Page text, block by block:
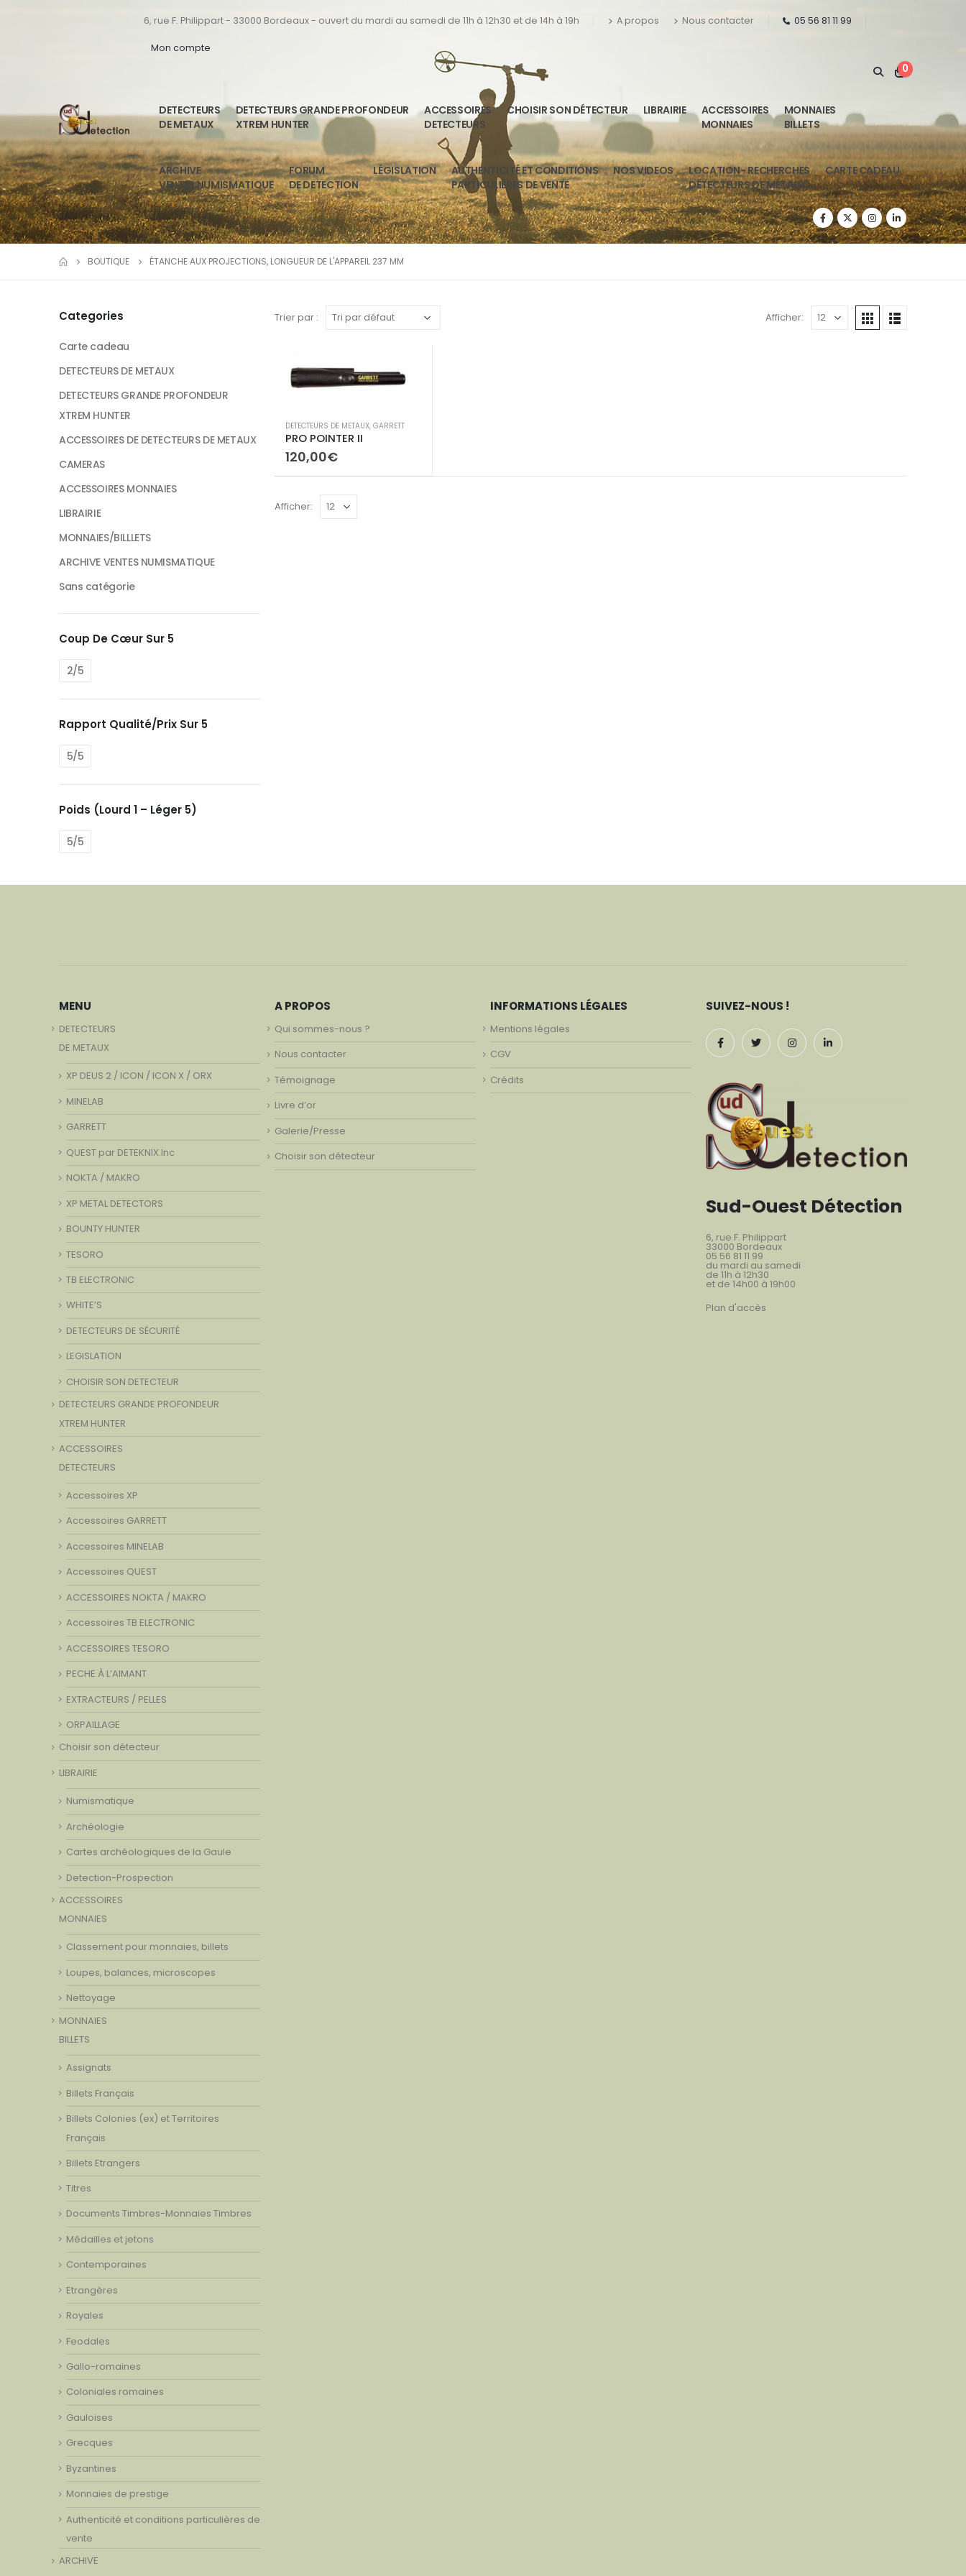
6, rue F. Philippart - 33000 Bordeaux - ouvert du mardi au samedi de 11h à 12h30 et de 14h à 19h A propos Nous contacter 05 56 81 11 99
Mon compte
0
DETECTEURS
DE METAUX
DETECTEURS GRANDE PROFONDEUR
XTREM HUNTER
ACCESSOIRES
DETECTEURS
CHOISIR SON DÉTECTEUR LIBRAIRIE
ACCESSOIRES
MONNAIES
MONNAIES
BILLETS
ARCHIVE
VENTES NUMISMATIQUE
FORUM
DE DETECTION
LÉGISLATION
AUTHENTICITÉ ET CONDITIONS
PARTICULIÈRES DE VENTE
NOS VIDEOS
LOCATION- RECHERCHES
DÉTECTEURS DE MÉTAUX
CARTE CADEAU
BOUTIQUE ÉTANCHE AUX PROJECTIONS, LONGUEUR DE L'APPAREIL 237 MM
Trier par : Afficher:
DETECTEURS DE METAUX, GARRETT
PRO POINTER II
120,00€
Afficher:
Categories
Carte cadeau
DETECTEURS DE METAUX
DETECTEURS GRANDE PROFONDEUR
XTREM HUNTER
ACCESSOIRES DE DETECTEURS DE METAUX
CAMERAS
ACCESSOIRES MONNAIES
LIBRAIRIE
MONNAIES/BILLLETS
ARCHIVE VENTES NUMISMATIQUE
Sans catégorie
Coup De Cœur Sur 5
2/5
Rapport Qualité/prix Sur 5
5/5
Poids (Lourd 1 – Léger 5)
5/5
MENU
DETECTEURS
DE METAUX
XP DEUS 2 / ICON / ICON X / ORX
MINELAB
GARRETT
QUEST par DETEKNIX.Inc
NOKTA / MAKRO
XP METAL DETECTORS
BOUNTY HUNTER
TESORO
TB ELECTRONIC
WHITE’S
DETECTEURS DE SÉCURITÉ
LEGISLATION
CHOISIR SON DETECTEUR
DETECTEURS GRANDE PROFONDEUR
XTREM HUNTER
ACCESSOIRES
DETECTEURS
Accessoires XP
Accessoires GARRETT
Accessoires MINELAB
Accessoires QUEST
ACCESSOIRES NOKTA / MAKRO
Accessoires TB ELECTRONIC
ACCESSOIRES TESORO
PECHE À L’AIMANT
EXTRACTEURS / PELLES
ORPAILLAGE
Choisir son détecteur
LIBRAIRIE
Numismatique
Archéologie
Cartes archéologiques de la Gaule
Detection-Prospection
ACCESSOIRES
MONNAIES
Classement pour monnaies, billets
Loupes, balances, microscopes
Nettoyage
MONNAIES
BILLETS
Assignats
Billets Français
Billets Colonies (ex) et Territoires
Français
Billets Etrangers
Titres
Documents Timbres-Monnaies Timbres
Médailles et jetons
Contemporaines
Etrangères
Royales
Feodales
Gallo-romaines
Coloniales romaines
Gauloises
Grecques
Byzantines
Monnaies de prestige
Authenticité et conditions particulières de
vente
ARCHIVE
A PROPOS
Qui sommes-nous ?
Nous contacter
Témoignage
Livre d’or
Galerie/Presse
Choisir son détecteur
INFORMATIONS LÉGALES
Mentions légales
CGV
Crédits
SUIVEZ-NOUS !
Sud-Ouest Détection
6, rue F. Philippart
33000 Bordeaux
05 56 81 11 99
du mardi au samedi
de 11h à 12h30
et de 14h00 à 19h00
Plan d'accès